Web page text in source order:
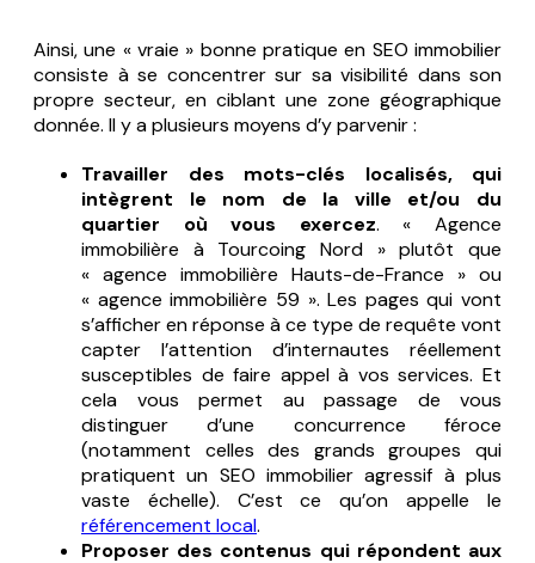
Ainsi, une « vraie » bonne pratique en SEO immobilier
consiste à se concentrer sur sa visibilité dans son
propre secteur, en ciblant une zone géographique
donnée. Il y a plusieurs moyens d’y parvenir :
Travailler des mots-clés localisés, qui
intègrent le nom de la ville et/ou du
quartier où vous exercez. « Agence
immobilière à Tourcoing Nord » plutôt que
« agence immobilière Hauts-de-France » ou
« agence immobilière 59 ». Les pages qui vont
s’afficher en réponse à ce type de requête vont
capter l’attention d’internautes réellement
susceptibles de faire appel à vos services. Et
cela vous permet au passage de vous
distinguer d’une concurrence féroce
(notamment celles des grands groupes qui
pratiquent un SEO immobilier agressif à plus
vaste échelle). C’est ce qu’on appelle le
référencement local.
Proposer des contenus qui répondent aux